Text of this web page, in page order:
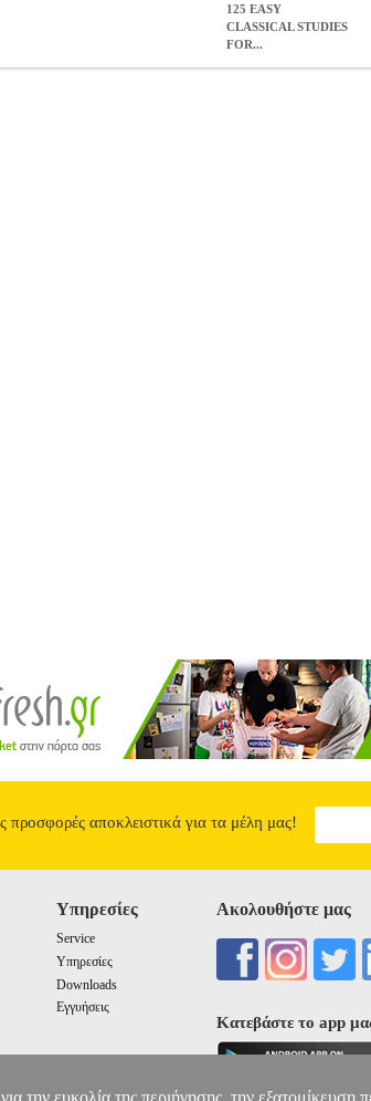
125 EASY
CLASSICAL STUDIES
FOR...
προσφορές αποκλειστικά για τα μέλη μας!
Υπηρεσίες
Service
Υπηρεσίες
Downloads
Εγγυήσεις
Ακολουθήστε μας
Κατεβάστε το app